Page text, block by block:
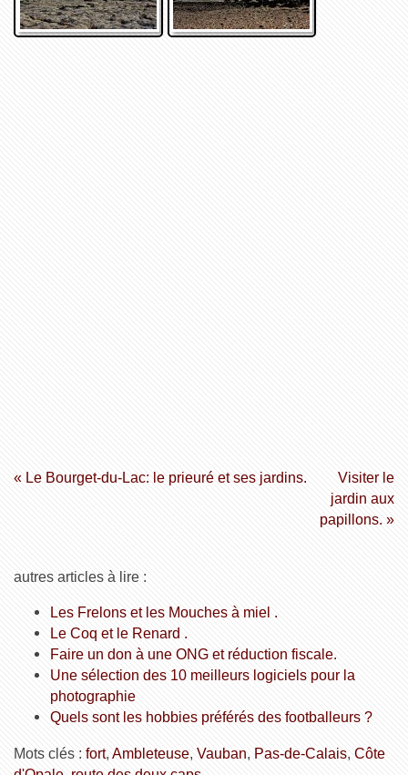
« Le Bourget-du-Lac: le prieuré et ses jardins.
Visiter le
jardin aux
papillons. »
autres articles à lire :
Les Frelons et les Mouches à miel .
Le Coq et le Renard .
Faire un don à une ONG et réduction fiscale.
Une sélection des 10 meilleurs logiciels pour la
photographie
Quels sont les hobbies préférés des footballeurs ?
Mots clés : fort, Ambleteuse, Vauban, Pas-de-Calais, Côte